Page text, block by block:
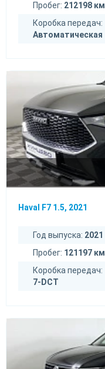
Пробег: 212198 км
Коробка передач:
Автоматическая
Haval F7 1.5, 2021
Год выпуска: 2021
Пробег: 121197 км
Коробка передач:
7-DCT